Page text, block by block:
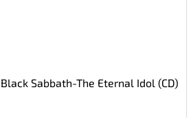
Black Sabbath-The Eternal Idol (CD)